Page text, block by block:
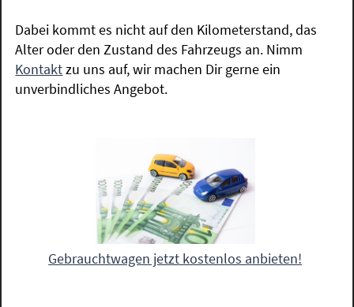
Dabei kommt es nicht auf den Kilometerstand, das
Alter oder den Zustand des Fahrzeugs an. Nimm
Kontaktzu uns auf, wir machen Dir gerne ein
unverbindliches Angebot.
Gebrauchtwagen jetzt kostenlos anbieten!